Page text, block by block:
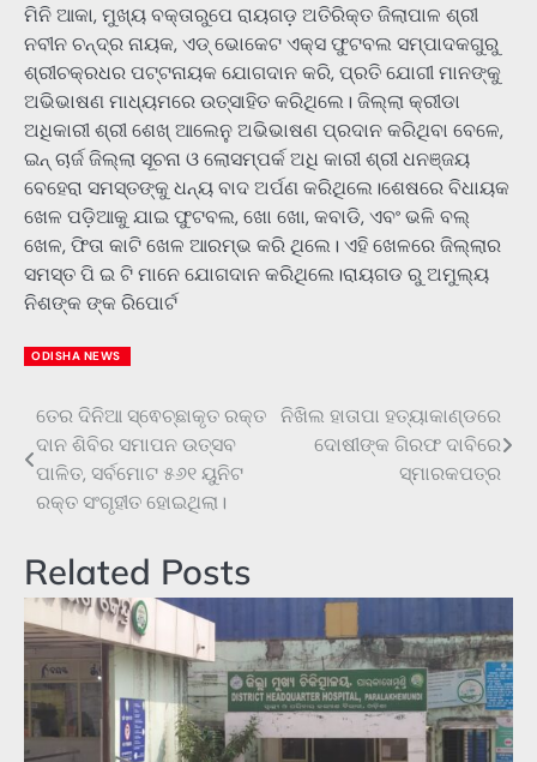
ମିନି ଆକା, ମୁଖ୍ୟ ବକ୍ତାରୁପେ ରାୟଗଡ଼ ଅତିରିକ୍ତ ଜିଲାପାଳ ଶ୍ରୀ
ନବୀନ ଚନ୍ଦ୍ର ନାୟକ, ଏଡ୍ ଭୋକେଟ ଏକ୍ସ ଫୁଟବଲ ସମ୍ପାଦକଗୁରୁ
ଶ୍ରୀଚକ୍ରଧର ପଟ୍ଟନାୟକ ଯୋଗଦାନ କରି, ପ୍ରତି ଯୋଗୀ ମାନଙ୍କୁ
ଅଭିଭାଷଣ ମାଧ୍ୟମରେ ଉତ୍ସାହିତ କରିଥିଲେ। ଜିଲ୍ଲା କ୍ରୀଡା
ଅଧିକାରୀ ଶ୍ରୀ ଶେଖ୍ ଆଲେନୁ ଅଭିଭାଷଣ ପ୍ରଦାନ କରିଥିବା ବେଳେ,
ଇନ୍ ଚାର୍ଜ ଜିଲ୍ଲା ସୂଚନା ଓ ଲୋସମ୍ପର୍କ ଅଧି କାରୀ ଶ୍ରୀ ଧନଞ୍ଜୟ
ବେହେରା ସମସ୍ତଙ୍କୁ ଧନ୍ୟ ବାଦ ଅର୍ପଣ କରିଥିଲେ।ଶେଷରେ ବିଧାୟକ
ଖେଳ ପଡ଼ିଆକୁ ଯାଇ ଫୁଟବଲ, ଖୋ ଖୋ, କବାଡି, ଏବଂ ଭଳି ବଲ୍
ଖେଳ, ଫିତା କାଟି ଖେଳ ଆରମ୍ଭ କରି ଥିଲେ। ଏହି ଖେଳରେ ଜିଲ୍ଲାର
ସମସ୍ତ ପି ଇ ଟି ମାନେ ଯୋଗଦାନ କରିଥିଲେ।ରାୟଗଡ ରୁ ଅମୁଲ୍ୟ
ନିଶଙ୍କ ଙ୍କ ରିପୋର୍ଟ
ODISHA NEWS
Post
navigation
ତେର ଦିନିଆ ସ୍ଵେଚ୍ଛାକୃତ ରକ୍ତ
ଦାନ ଶିବିର ସମାପନ ଉତ୍ସବ
ପାଳିତ, ସର୍ବମୋଟ ୫୬୧ ୟୁନିଟ
ରକ୍ତ ସଂଗୃହୀତ ହୋଇଥିଲା।
ନିଖିଲ ହାତାପା ହତ୍ୟାକାଣ୍ଡରେ
ଦୋଷୀଙ୍କ ଗିରଫ ଦାବିରେ
ସ୍ମାରକପତ୍ର
Related Posts